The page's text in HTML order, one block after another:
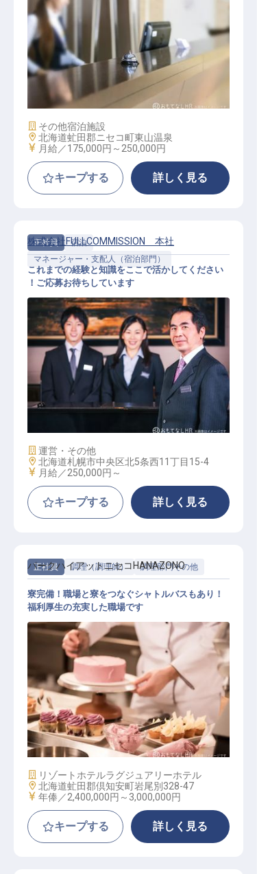
フロント / 正社員
施設業態
その他宿泊施設
勤務地
北海道虻田郡ニセコ町東山温泉
給与
月給／175,000円～ 250,000円
キープする 詳しく見る
正社員
宿泊
マネージャー・支配人（宿泊部門）
国内オペレーション事業／マネージ
ャーポジション
株式会社FULLCOMMISSION 本社
これまでの経験と知識をここで活かしてください
！ご応募お待ちしています
施設業態
運営・その他
勤務地
北海道札幌市中央区北5条西11丁目15-4
給与
月給／250,000円～
キープする 詳しく見る
正社員 調理（調理師） 調理部門その他
調理スタッフ
パークハイアットニセコHANAZONO
寮完備！職場と寮をつなぐシャトルバスもあり！
福利厚生の充実した職場です
施設業態
リゾートホテルラグジュアリーホテル
勤務地
北海道虻田郡倶知安町岩尾別328-47
給与
年俸／2,400,000円～ 3,000,000円
キープする 詳しく見る